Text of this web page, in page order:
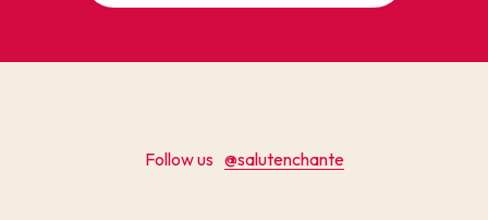
Follow us @salutenchante